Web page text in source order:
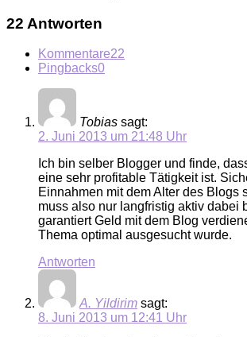
22 Antworten
Kommentare22
Pingbacks0
Tobias sagt:
2. Juni 2013 um 21:48 Uhr
Ich bin selber Blogger und finde,
eine sehr profitable Tätigkeit ist.
Einnahmen mit dem Alter des Blogs
muss also nur langfristig aktiv dabei
garantiert Geld mit dem Blog
Thema optimal ausgesucht wurde.
Antworten
A. Yildirim sagt:
8. Juni 2013 um 12:41 Uhr